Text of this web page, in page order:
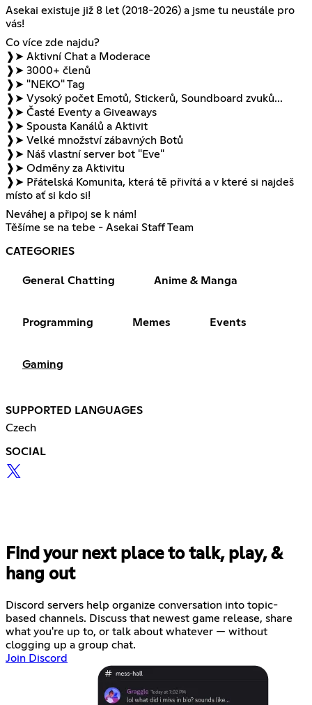
Asekai existuje již 8 let (2018-2026) a jsme tu neustále pro
vás!
Co více zde najdu?
❱➤ Aktivní Chat a Moderace
❱➤ 3000+ členů
❱➤ "NEKO" Tag
❱➤ Vysoký počet Emotů, Stickerů, Soundboard zvuků...
❱➤ Časté Eventy a Giveaways
❱➤ Spousta Kanálů a Aktivit
❱➤ Velké množství zábavných Botů
❱➤ Náš vlastní server bot "Eve"
❱➤ Odměny za Aktivitu
❱➤ Přátelská Komunita, která tě přivítá a v které si najdeš
místo ať si kdo si!
Neváhej a připoj se k nám!
Těšíme se na tebe - Asekai Staff Team
CATEGORIES
General Chatting Anime & Manga
Programming Memes Events
Gaming
SUPPORTED LANGUAGES
Czech
SOCIAL
Find your next place to talk, play, &
hang out
Discord servers help organize conversation into topic-
based channels. Discuss that newest game release, share
what you're up to, or talk about whatever — without
clogging up a group chat.
Join Discord